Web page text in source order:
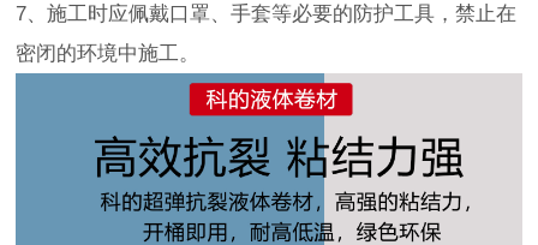
7、施工时应佩戴口罩、手套等必要的防护工具，禁止在
密闭的环境中施工。